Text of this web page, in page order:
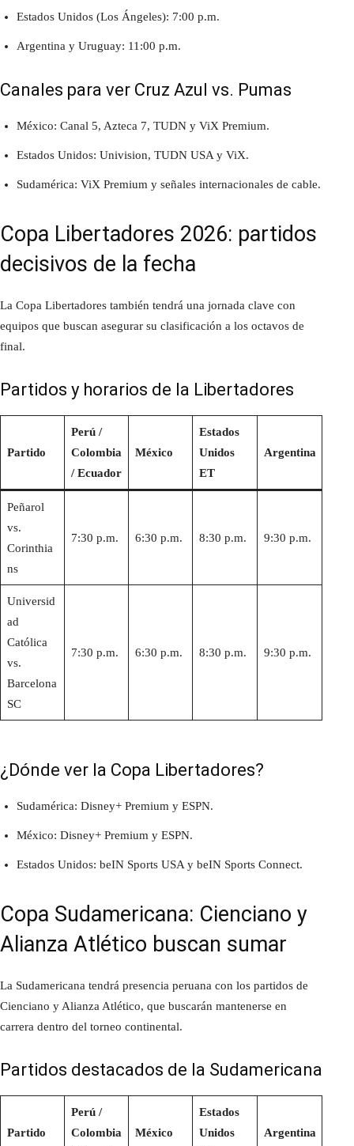
Estados Unidos (Los Ángeles): 7:00 p.m.
Argentina y Uruguay: 11:00 p.m.
Canales para ver Cruz Azul vs. Pumas
México: Canal 5, Azteca 7, TUDN y ViX Premium.
Estados Unidos: Univision, TUDN USA y ViX.
Sudamérica: ViX Premium y señales internacionales de cable.
Copa Libertadores 2026: partidos
decisivos de la fecha
La Copa Libertadores también tendrá una jornada clave con
equipos que buscan asegurar su clasificación a los octavos de
final.
Partidos y horarios de la Libertadores
Partido
Perú /
Colombia
/ Ecuador
México
Estados
Unidos
ET
Argentina
Peñarol
vs.
Corinthia
ns
7:30 p.m. 6:30 p.m. 8:30 p.m. 9:30 p.m.
Universid
ad
Católica
vs.
Barcelona
SC
7:30 p.m. 6:30 p.m. 8:30 p.m. 9:30 p.m.
¿Dónde ver la Copa Libertadores?
Sudamérica: Disney+ Premium y ESPN.
México: Disney+ Premium y ESPN.
Estados Unidos: beIN Sports USA y beIN Sports Connect.
Copa Sudamericana: Cienciano y
Alianza Atlético buscan sumar
La Sudamericana tendrá presencia peruana con los partidos de
Cienciano y Alianza Atlético, que buscarán mantenerse en
carrera dentro del torneo continental.
Partidos destacados de la Sudamericana
Partido
Perú /
Colombia
México
Estados
Unidos
Argentina